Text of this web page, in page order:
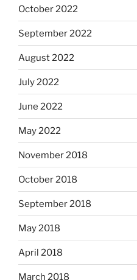
October 2022
September 2022
August 2022
July 2022
June 2022
May 2022
November 2018
October 2018
September 2018
May 2018
April 2018
March 2018